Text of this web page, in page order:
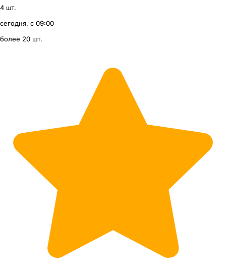
4 шт.
сегодня, с 09:00
более 20 шт.